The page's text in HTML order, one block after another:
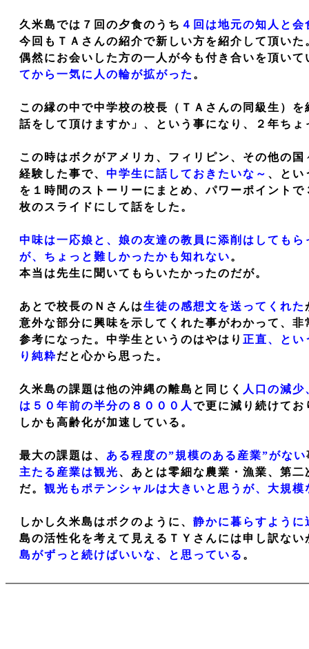
久米島では７回の夕食のうち ４回は地元の知人と会
今回もＴＡさんの紹介で新しい方を紹介して頂い
偶然にお会いした方の一人が今も付き合いを頂い
てから一気に人の輪が拡がった 。
この縁の中で中学校の校長（ＴＡさんの同級生）
話をして頂けますか」、という事になり、２年ちょ
この時はボクがアメリカ、フィリピン、その他の国
経験した事で、 中学生に話しておきたいな～ 、とい
を１時間のストーリーにまとめ、パワーポイントで
枚のスライドにして話をした。
中味は一応娘と、娘の友達の教員に添削はしてもら
が、ちょっと難しかったかも知れない。
本当は先生に聞いてもらいたかったのだが。
あとで校長のＮさんは生徒の感想文を送ってくれた
意外な部分に興味を示してくれた事がわかって、非
参考になった。中学生というのはやはり 正直、とい
り純粋だと心から思った。
久米島の課題は他の沖縄の離島と同じく 人口の減少
は５０年前の半分の８０００人 で更に減り続けてお
しかも高齢化が加速している。
最大の課題は、 ある程度の”規模のある産業”がない
主たる産業は観光、あとは零細な農業・漁業、第
だ。 観光もポテンシャルは大きいと思うが、大規
しかし久米島はボクのように、 静かに暮らすよう
島の活性化を考えて見えるＴＹさんには申し訳ない
島がずっと続けばいいな、と思っている 。